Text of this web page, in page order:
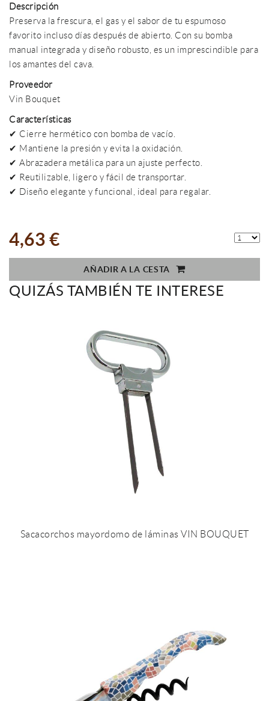
Descripción
Preserva la frescura, el gas y el sabor de tu espumoso
favorito incluso días después de abierto. Con su bomba
manual integrada y diseño robusto, es un imprescindible para
los amantes del cava.
Proveedor
Vin Bouquet
Características
✔ Cierre hermético con bomba de vacío.
✔ Mantiene la presión y evita la oxidación.
✔ Abrazadera metálica para un ajuste perfecto.
✔ Reutilizable, ligero y fácil de transportar.
✔ Diseño elegante y funcional, ideal para regalar.
4,63 €
AÑADIR A LA CESTA
QUIZÁS TAMBIÉN TE INTERESE
Sacacorchos mayordomo de láminas VIN BOUQUET